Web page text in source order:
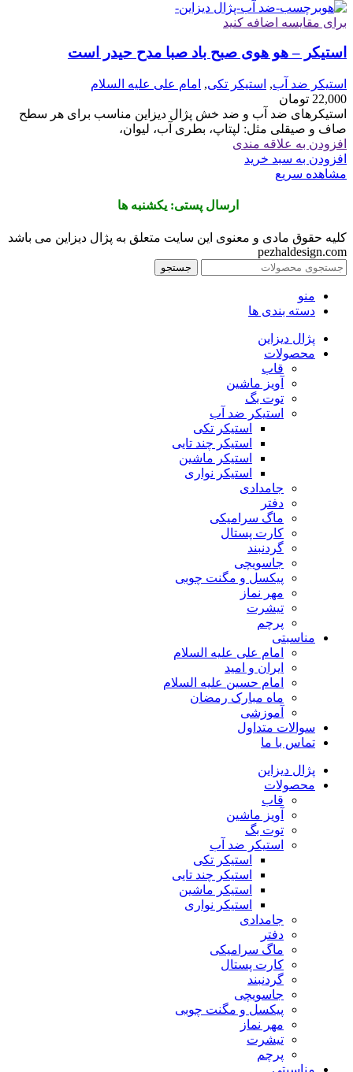
برای مقایسه اضافه کنید
استیکر – هو هوی صبح باد صبا مدح حیدر است
استیکر ضد آب, استیکر تکی, امام علی علیه السلام
22,000 تومان
استیکرهای ضد آب و ضد خش پژال دیزاین مناسب برای هر سطح
صاف و صیقلی مثل: لپتاپ، بطری آب، لیوان،
افزودن به علاقه مندی
افزودن به سبد خرید
مشاهده سریع
ارسال پستی: یکشنبه ها
کلیه حقوق مادی و معنوی این سایت متعلق به پژال دیزاین می باشد
pezhaldesign.com
جستجو
منو
دسته بندی ها
پژال دیزاین
محصولات
قاب
آویز ماشین
توت بگ
استیکر ضد آب
استیکر تکی
استیکر چند تایی
استیکر ماشین
استیکر نواری
جامدادی
دفتر
ماگ سرامیکی
کارت پستال
گردنبند
جاسویچی
پیکسل و مگنت چوبی
مهر نماز
تیشرت
پرچم
مناسبتی
امام علی علیه السلام
ایران و امید
امام حسین علیه السلام
ماه مبارک رمضان
آموزشی
سوالات متداول
تماس با ما
پژال دیزاین
محصولات
قاب
آویز ماشین
توت بگ
استیکر ضد آب
استیکر تکی
استیکر چند تایی
استیکر ماشین
استیکر نواری
جامدادی
دفتر
ماگ سرامیکی
کارت پستال
گردنبند
جاسویچی
پیکسل و مگنت چوبی
مهر نماز
تیشرت
پرچم
مناسبتی